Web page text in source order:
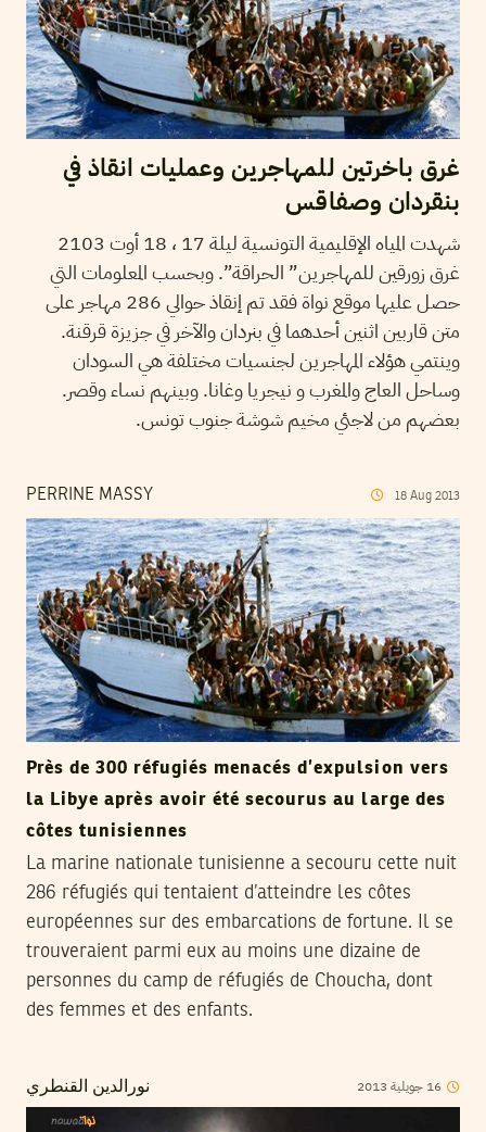
غرق باخرتين للمهاجرين وعمليات انقاذ في
بنقردان وصفاقس
شهدت المياه الإقليمية التونسية ليلة 17 ، 18 أوت 2103
غرق زورقين للمهاجرين” الحراقة”. وبحسب المعلومات التي
حصل عليها موقع نواة فقد تم إنقاذ حوالي 286 مهاجر على
متن قاربين اثنين أحدهما في بنردان والآخر في جزيزة قرقنة.
وينتمي هؤلاء المهاجرين لجنسيات مختلفة هي السودان
وساحل العاج والمغرب و نيجريا وغانا. وبينهم نساء وقصر.
بعضهم من لاجئي مخيم شوشة جنوب تونس.
PERRINE MASSY 18 Aug 2013
Près de 300 réfugiés menacés d’expulsion vers
la Libye après avoir été secourus au large des
côtes tunisiennes
La marine nationale tunisienne a secouru cette nuit
286 réfugiés qui tentaient d’atteindre les côtes
européennes sur des embarcations de fortune. Il se
trouveraient parmi eux au moins une dizaine de
personnes du camp de réfugiés de Choucha, dont
des femmes et des enfants.
نورالدين القنطري 16 جويلية 2013